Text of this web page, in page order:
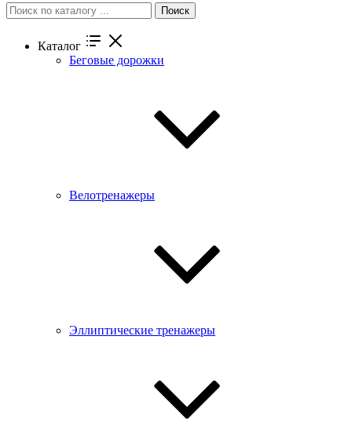
Поиск
Каталог
Беговые дорожки
Велотренажеры
Эллиптические тренажеры